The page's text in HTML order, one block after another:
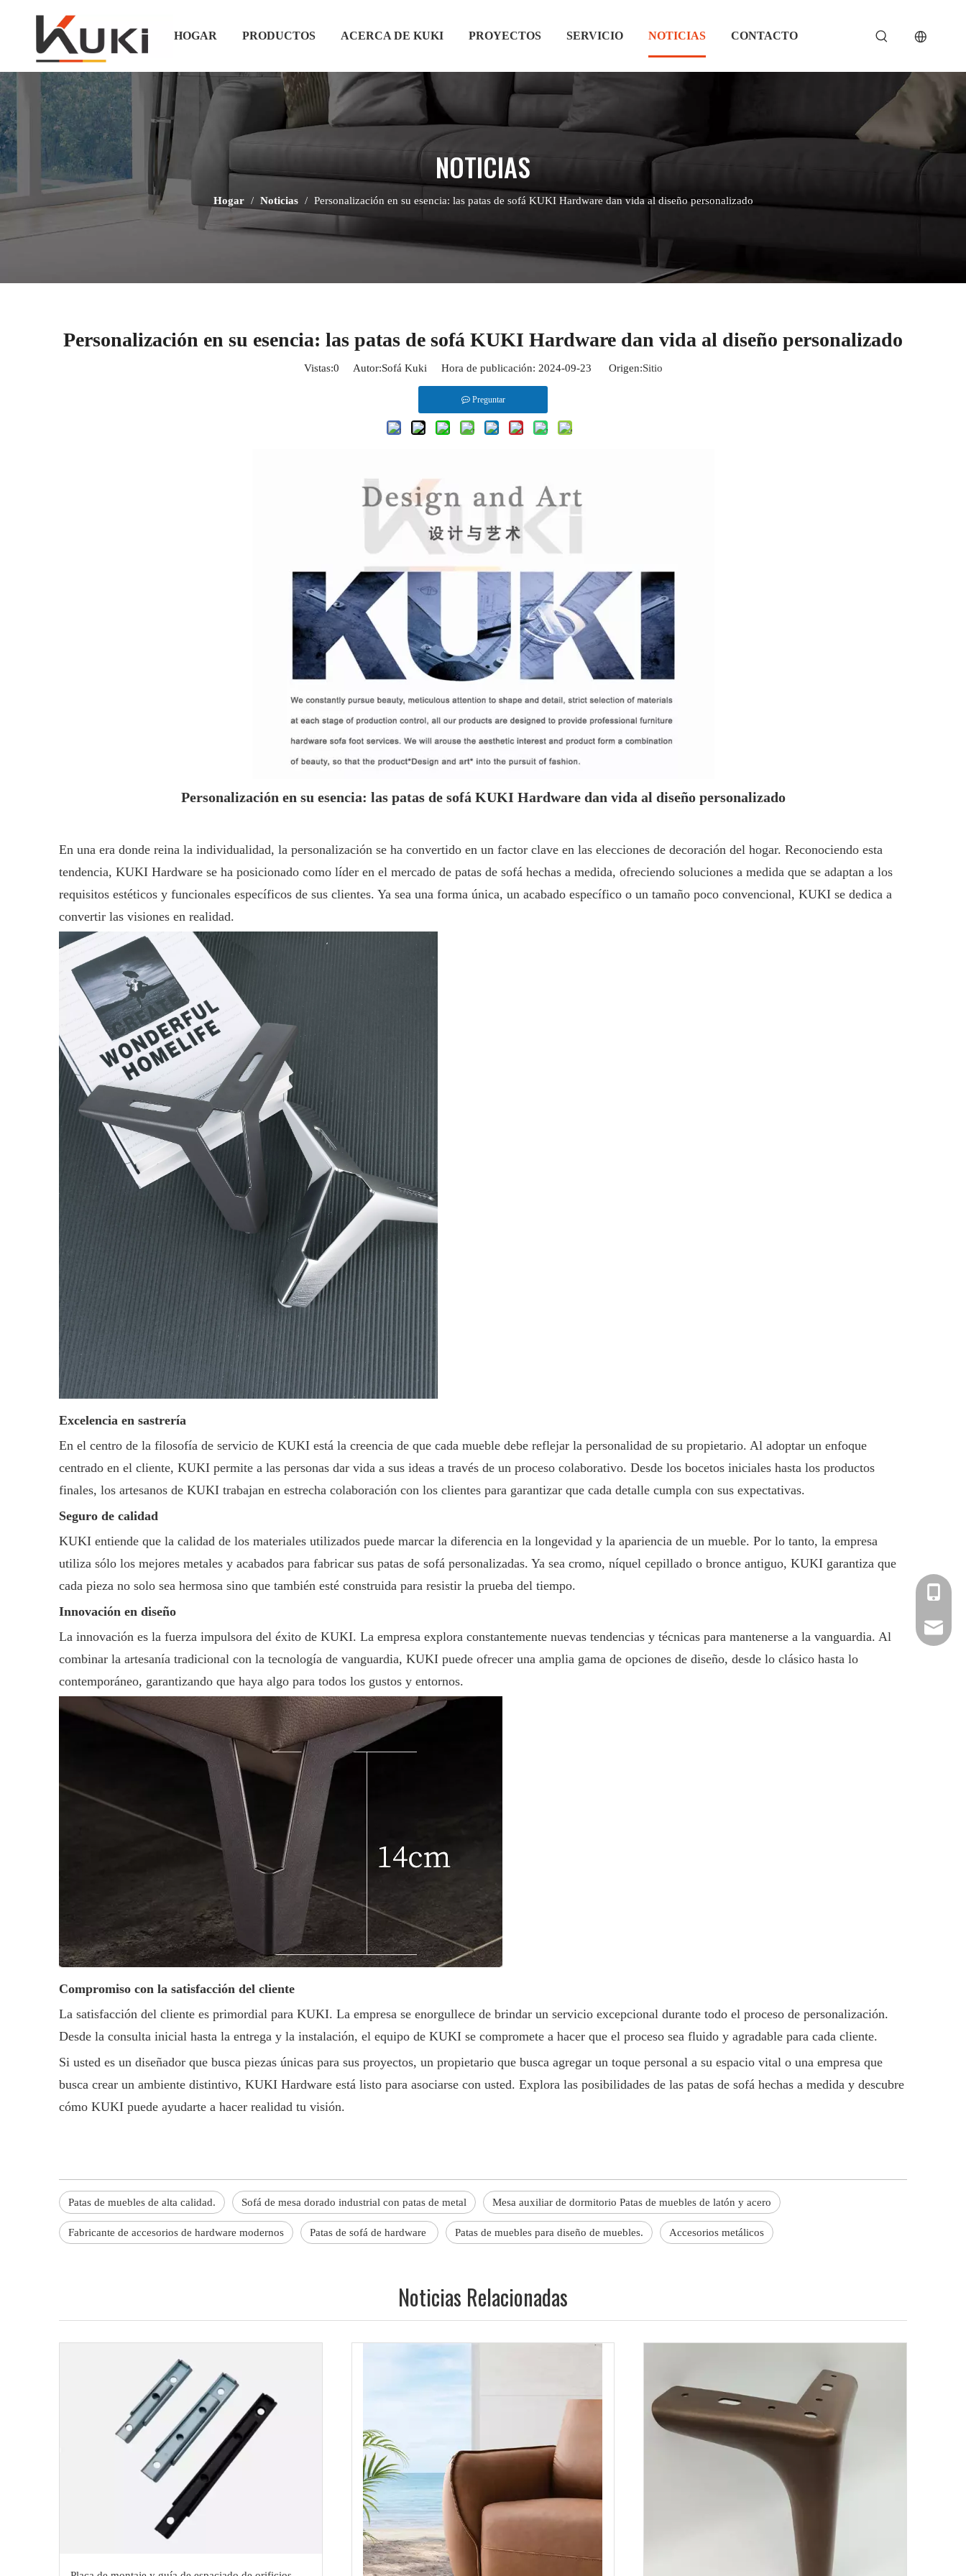
HOGAR PRODUCTOS ACERCA DE KUKI PROYECTOS SERVICIO NOTICIAS CONTACTO
NOTICIAS
Hogar / Noticias / Personalización en su esencia: las patas de sofá KUKI Hardware dan vida al diseño personalizado
Personalización en su esencia: las patas de sofá KUKI Hardware dan vida al diseño personalizado
Vistas:0 Autor:Sofá Kuki Hora de publicación: 2024-09-23 Origen:Sitio
Preguntar
Personalización en su esencia: las patas de sofá KUKI Hardware dan vida al diseño personalizado
En una era donde reina la individualidad, la personalización se ha convertido en un factor clave en las elecciones de decoración del hogar. Reconociendo esta
tendencia, KUKI Hardware se ha posicionado como líder en el mercado de patas de sofá hechas a medida, ofreciendo soluciones a medida que se adaptan a los
requisitos estéticos y funcionales específicos de sus clientes. Ya sea una forma única, un acabado específico o un tamaño poco convencional, KUKI se dedica a
convertir las visiones en realidad.
Excelencia en sastrería
En el centro de la filosofía de servicio de KUKI está la creencia de que cada mueble debe reflejar la personalidad de su propietario. Al adoptar un enfoque
centrado en el cliente, KUKI permite a las personas dar vida a sus ideas a través de un proceso colaborativo. Desde los bocetos iniciales hasta los productos
finales, los artesanos de KUKI trabajan en estrecha colaboración con los clientes para garantizar que cada detalle cumpla con sus expectativas.
Seguro de calidad
KUKI entiende que la calidad de los materiales utilizados puede marcar la diferencia en la longevidad y la apariencia de un mueble. Por lo tanto, la empresa
utiliza sólo los mejores metales y acabados para fabricar sus patas de sofá personalizadas. Ya sea cromo, níquel cepillado o bronce antiguo, KUKI garantiza que
cada pieza no solo sea hermosa sino que también esté construida para resistir la prueba del tiempo.
Innovación en diseño
La innovación es la fuerza impulsora del éxito de KUKI. La empresa explora constantemente nuevas tendencias y técnicas para mantenerse a la vanguardia. Al
combinar la artesanía tradicional con la tecnología de vanguardia, KUKI puede ofrecer una amplia gama de opciones de diseño, desde lo clásico hasta lo
contemporáneo, garantizando que haya algo para todos los gustos y entornos.
Compromiso con la satisfacción del cliente
La satisfacción del cliente es primordial para KUKI. La empresa se enorgullece de brindar un servicio excepcional durante todo el proceso de personalización.
Desde la consulta inicial hasta la entrega y la instalación, el equipo de KUKI se compromete a hacer que el proceso sea fluido y agradable para cada cliente.
Si usted es un diseñador que busca piezas únicas para sus proyectos, un propietario que busca agregar un toque personal a su espacio vital o una empresa que
busca crear un ambiente distintivo, KUKI Hardware está listo para asociarse con usted. Explora las posibilidades de las patas de sofá hechas a medida y descubre
cómo KUKI puede ayudarte a hacer realidad tu visión.
Patas de muebles de alta calidad. Sofá de mesa dorado industrial con patas de metal Mesa auxiliar de dormitorio Patas de muebles de latón y acero
Fabricante de accesorios de hardware modernos Patas de sofá de hardware Patas de muebles para diseño de muebles. Accesorios metálicos
Noticias Relacionadas
+86-